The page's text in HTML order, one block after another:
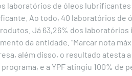
laboratórios de óleos
Ao todo, 40 laboratórios de
Já 63,26% dos
da entidade. “Marcar nota
além disso, o resultado atesta
e a YPF atingiu 100% de